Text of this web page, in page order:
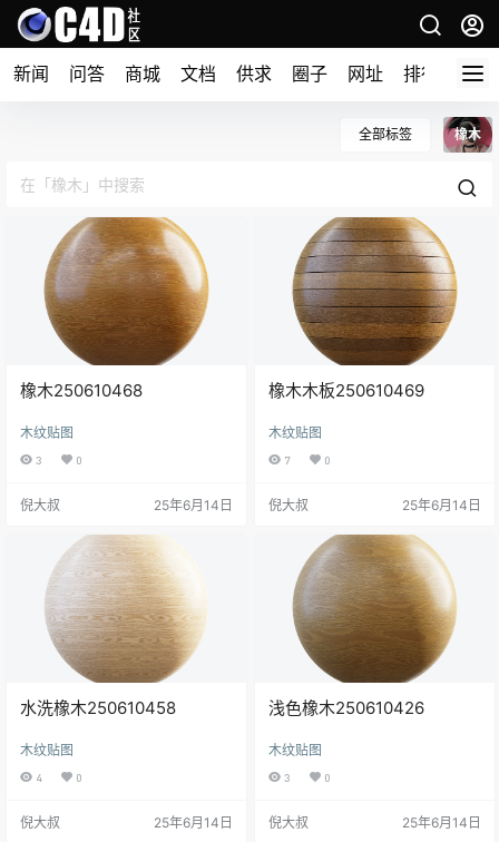
新闻 问答 商城 文档 供求 圈子 网址 排行榜
全部标签 橡木
橡木250610468
木纹贴图
3 0
倪大叔 25年6月14日
橡木木板250610469
木纹贴图
7 0
倪大叔 25年6月14日
水洗橡木250610458
木纹贴图
4 0
倪大叔 25年6月14日
浅色橡木250610426
木纹贴图
3 0
倪大叔 25年6月14日